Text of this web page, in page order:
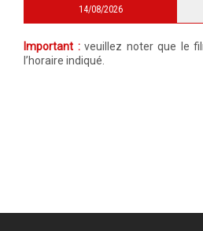
14/08/2026
Important :veuillez noter que le
l’horaire indiqué.